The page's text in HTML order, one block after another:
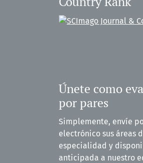
Únete como
por pares
Simplemente, envíe
electrónico sus áreas
especialidad y
anticipada a nuestro